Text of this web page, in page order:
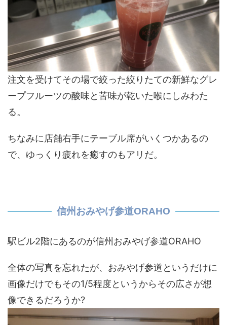
注文を受けてその場で絞った絞りたての新鮮なグレ
ープフルーツの酸味と苦味が乾いた喉にしみわた
る。
ちなみに店舗右手にテーブル席がいくつかあるの
で、ゆっくり疲れを癒すのもアリだ。
信州おみやげ参道ORAHO
駅ビル2階にあるのが信州おみやげ参道ORAHO
全体の写真を忘れたが、おみやげ参道というだけに
画像だけでもその1/5程度というからその広さが想
像できるだろうか?